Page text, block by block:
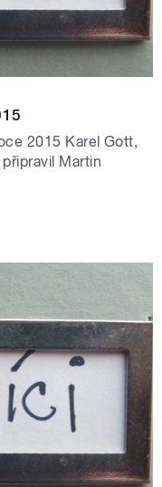
2015 Karel Gott,
Martin